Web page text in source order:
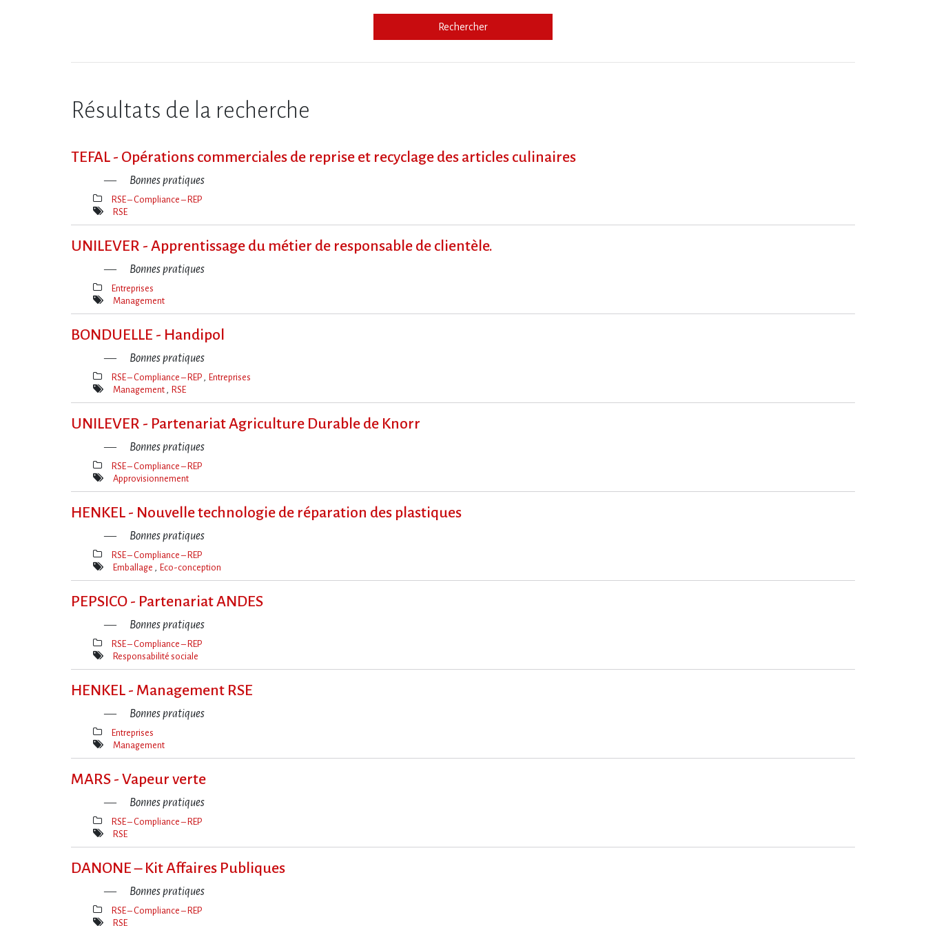
Rechercher
Résultats de la recherche
TEFAL - Opérations commerciales de reprise et recyclage des articles culinaires
Bonnes pratiques
Thèmes(s)
RSE – Compliance – REP
Mot(s)-
RSE
UNILEVER - Apprentissage du métier de responsable de clientèle.
Bonnes pratiques
Thèmes(s)
Entreprises
Mot(s)-
Management
BONDUELLE - Handipol
Bonnes pratiques
Thèmes(s)
RSE – Compliance – REP Entreprises
Mot(s)-
Management RSE
UNILEVER - Partenariat Agriculture Durable de Knorr
Bonnes pratiques
Thèmes(s)
RSE – Compliance – REP
Mot(s)-
Approvisionnement
HENKEL - Nouvelle technologie de réparation des plastiques
Bonnes pratiques
Thèmes(s)
RSE – Compliance – REP
Mot(s)-
Emballage Eco-conception
PEPSICO - Partenariat ANDES
Bonnes pratiques
Thèmes(s)
RSE – Compliance – REP
Mot(s)-
Responsabilité sociale
HENKEL - Management RSE
Bonnes pratiques
Thèmes(s)
Entreprises
Mot(s)-
Management
MARS - Vapeur verte
Bonnes pratiques
Thèmes(s)
RSE – Compliance – REP
Mot(s)-
RSE
DANONE – Kit Affaires Publiques
Bonnes pratiques
Thèmes(s)
RSE – Compliance – REP
RSE